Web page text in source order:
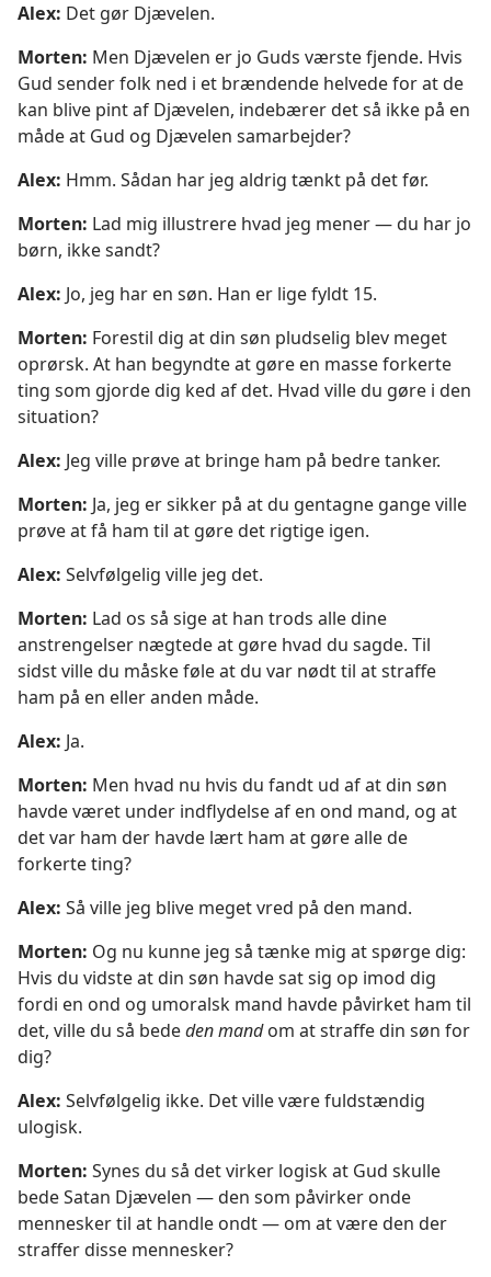
Alex: Det gør Djævelen.
Morten: Men Djævelen er jo Guds værste fjende. Hvis
Gud sender folk ned i et brændende helvede for at de
kan blive pint af Djævelen, indebærer det så ikke på en
måde at Gud og Djævelen samarbejder?
Alex: Hmm. Sådan har jeg aldrig tænkt på det før.
Morten: Lad mig illustrere hvad jeg mener — du har jo
børn, ikke sandt?
Alex: Jo, jeg har en søn. Han er lige fyldt 15.
Morten: Forestil dig at din søn pludselig blev meget
oprørsk. At han begyndte at gøre en masse forkerte
ting som gjorde dig ked af det. Hvad ville du gøre i den
situation?
Alex: Jeg ville prøve at bringe ham på bedre tanker.
Morten: Ja, jeg er sikker på at du gentagne gange ville
prøve at få ham til at gøre det rigtige igen.
Alex: Selvfølgelig ville jeg det.
Morten: Lad os så sige at han trods alle dine
anstrengelser nægtede at gøre hvad du sagde. Til
sidst ville du måske føle at du var nødt til at straffe
ham på en eller anden måde.
Alex: Ja.
Morten: Men hvad nu hvis du fandt ud af at din søn
havde været under indflydelse af en ond mand, og at
det var ham der havde lært ham at gøre alle de
forkerte ting?
Alex: Så ville jeg blive meget vred på den mand.
Morten: Og nu kunne jeg så tænke mig at spørge dig:
Hvis du vidste at din søn havde sat sig op imod dig
fordi en ond og umoralsk mand havde påvirket ham til
det, ville du så bededen mandom at straffe din søn for
dig?
Alex: Selvfølgelig ikke. Det ville være fuldstændig
ulogisk.
Morten: Synes du så det virker logisk at Gud skulle
bede Satan Djævelen — den som påvirker onde
mennesker til at handle ondt — om at være den der
straffer disse mennesker?